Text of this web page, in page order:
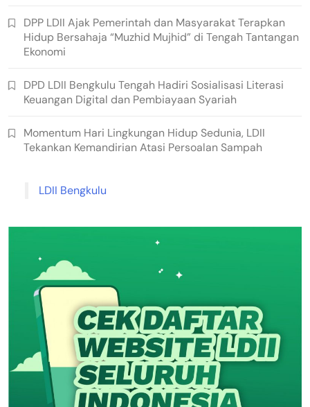
DPP LDII Ajak Pemerintah dan Masyarakat Terapkan
Hidup Bersahaja “Muzhid Mujhid” di Tengah Tantangan
Ekonomi
DPD LDII Bengkulu Tengah Hadiri Sosialisasi Literasi
Keuangan Digital dan Pembiayaan Syariah
Momentum Hari Lingkungan Hidup Sedunia, LDII
Tekankan Kemandirian Atasi Persoalan Sampah
LDII Bengkulu